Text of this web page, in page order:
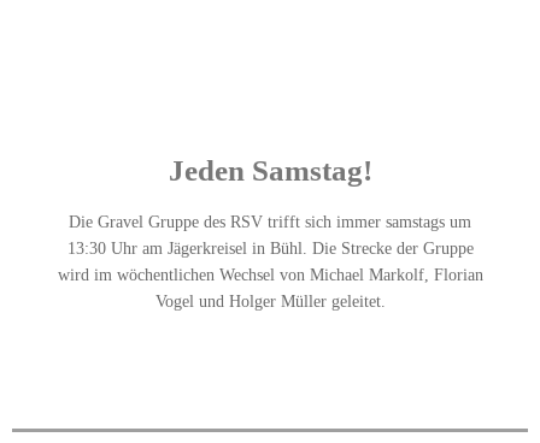
Jeden Samstag!
Die Gravel Gruppe des RSV trifft sich immer samstags um
13:30 Uhr am Jägerkreisel in Bühl. Die Strecke der Gruppe
wird im wöchentlichen Wechsel von Michael Markolf, Florian
Vogel und Holger Müller geleitet.